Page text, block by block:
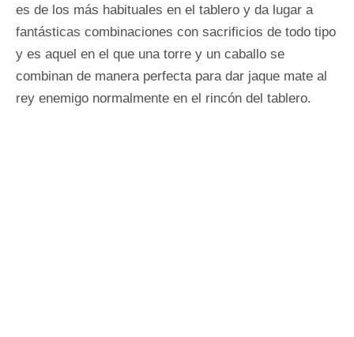
es de los más habituales en el tablero y da lugar a
fantásticas combinaciones con sacrificios de todo tipo
y es aquel en el que una torre y un caballo se
combinan de manera perfecta para dar jaque mate al
rey enemigo normalmente en el rincón del tablero.